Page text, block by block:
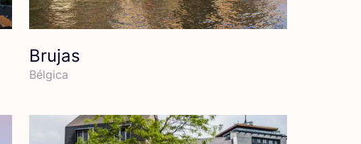
Brujas
Bél­gi­ca